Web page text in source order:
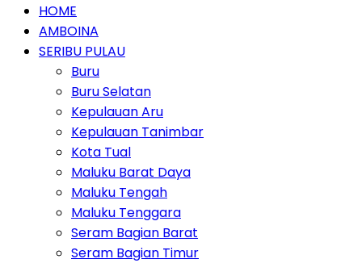
HOME
AMBOINA
SERIBU PULAU
Buru
Buru Selatan
Kepulauan Aru
Kepulauan Tanimbar
Kota Tual
Maluku Barat Daya
Maluku Tengah
Maluku Tenggara
Seram Bagian Barat
Seram Bagian Timur